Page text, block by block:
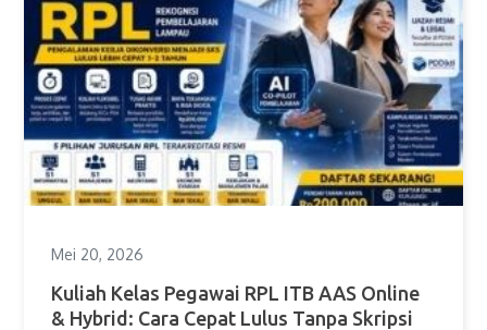
Mei 20, 2026
Kuliah Kelas Pegawai RPL ITB AAS Online
& Hybrid: Cara Cepat Lulus Tanpa Skripsi